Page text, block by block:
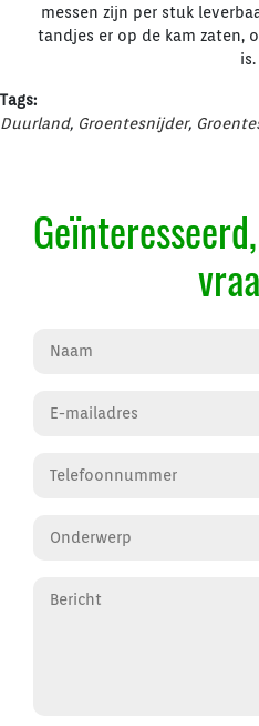
messen zijn per stuk
tandjes er op de kam zaten,
is.
Tags:
Duurland, Groentesnijder,